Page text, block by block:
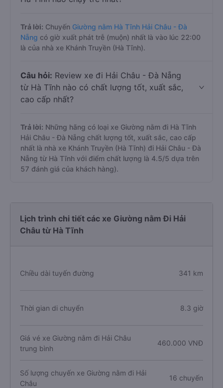
Trả lời: Chuyến Giường nằm Hà Tĩnh Hải Châu - Đà
Nẵng có giờ xuất phát trễ (muộn) nhất là vào lúc 22:00
là của nhà xe Khánh Truyền (Hà Tĩnh).
Câu hỏi: Review xe đi Hải Châu - Đà Nẵng
từ Hà Tĩnh nào có chất lượng tốt, xuất sắc,
cao cấp nhất?
Trả lời: Những hãng có loại xe Giường nằm đi Hà Tĩnh
Hải Châu - Đà Nẵng chất lượng tốt, xuất sắc, cao cấp
nhất là nhà xe Khánh Truyền (Hà Tĩnh) đi Hải Châu - Đà
Nẵng từ Hà Tĩnh với điểm chất lượng là 4.5/5 dựa trên
57 đánh giá của khách hàng).
Lịch trình chi tiết các xe Giường nằm Đi Hải
Châu từ Hà Tĩnh
Chiều dài tuyến đường 341 km
Thời gian di chuyển 8.3 giờ
Giá vé xe Giường nằm đi Hải Châu
trung bình
460.000 VNĐ
Số lượng chuyến xe Giường nằm đi Hải
Châu
16 chuyến